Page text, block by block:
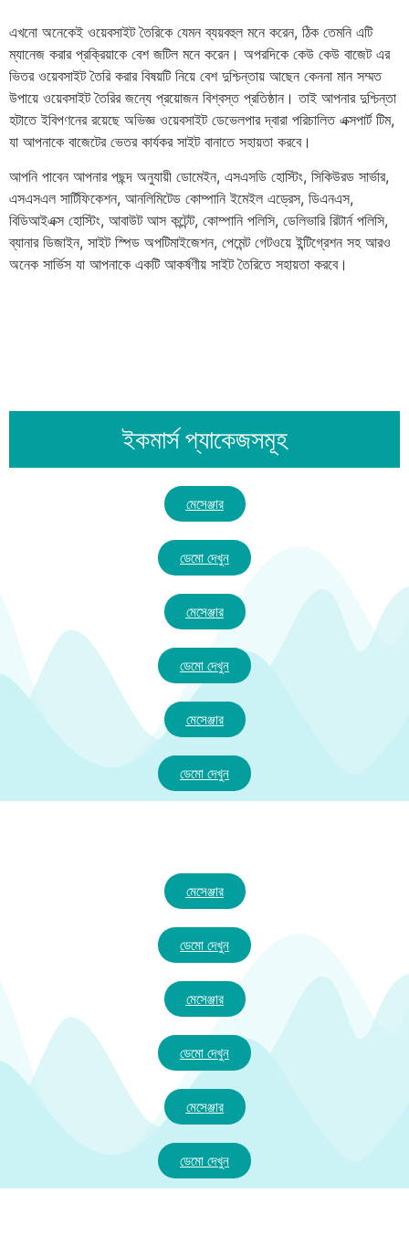
এখনো অনেকেই ওয়েবসাইট তৈরিকে যেমন ব্যয়বহুল মনে করেন, ঠিক তেমনি এটি
ম্যানেজ করার প্রক্রিয়াকে বেশ জটিল মনে করেন। অপরদিকে কেউ কেউ বাজেট এর
ভিতর ওয়েবসাইট তৈরি করার বিষয়টি নিয়ে বেশ দুশ্চিন্তায় আছেন কেননা মান সম্মত
উপায়ে ওয়েবসাইট তৈরির জন্যে প্রয়োজন বিশ্বস্ত প্রতিষ্ঠান। তাই আপনার দুশ্চিন্তা
হটাতে ইবিপণনের রয়েছে অভিজ্ঞ ওয়েবসাইট ডেভেলপার দ্বারা পরিচালিত এক্সপার্ট টিম,
যা আপনাকে বাজেটের ভেতর কার্যকর সাইট বানাতে সহায়তা করবে।
আপনি পাবেন আপনার পছন্দ অনুযায়ী ডোমেইন, এসএসডি হোস্টিং, সিকিউরড সার্ভার,
এসএসএল সার্টিফিকেশন, আনলিমিটেড কোম্পানি ইমেইল এড্রেস, ডিএনএস,
বিডিআইএক্স হোস্টিং, আবাউট আস কন্টেন্ট, কোম্পানি পলিসি, ডেলিভারি রিটার্ন পলিসি,
ব্যানার ডিজাইন, সাইট স্পিড অপটিমাইজেশন, পেমেন্ট গেটওয়ে ইন্টিগ্রেশন সহ আরও
অনেক সার্ভিস যা আপনাকে একটি আকর্ষণীয় সাইট তৈরিতে সহায়তা করবে।
ইকমার্স প্যাকেজসমূহ
মেসেঞ্জার
ডেমো দেখুন
মেসেঞ্জার
ডেমো দেখুন
মেসেঞ্জার
ডেমো দেখুন
মেসেঞ্জার
ডেমো দেখুন
মেসেঞ্জার
ডেমো দেখুন
মেসেঞ্জার
ডেমো দেখুন